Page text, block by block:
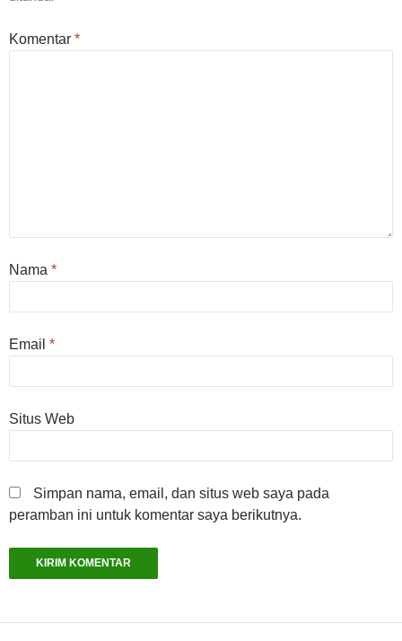
Komentar *
Nama *
Email *
Situs Web
Simpan nama, email, dan situs web saya pada
peramban ini untuk komentar saya berikutnya.